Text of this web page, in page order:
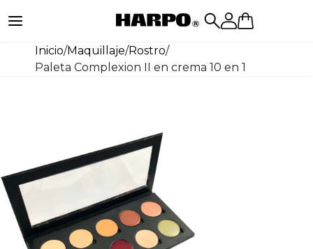
Inicio/Maquillaje/Rostro/
Paleta Complexion II en crema 10 en 1